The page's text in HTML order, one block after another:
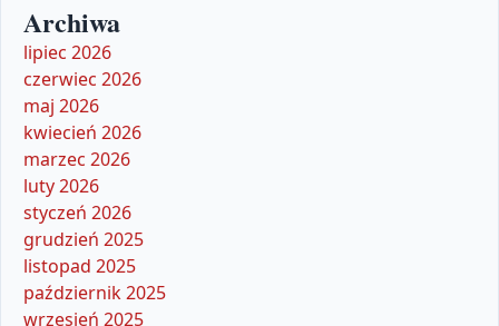
Archiwa
lipiec 2026
czerwiec 2026
maj 2026
kwiecień 2026
marzec 2026
luty 2026
styczeń 2026
grudzień 2025
listopad 2025
październik 2025
wrzesień 2025